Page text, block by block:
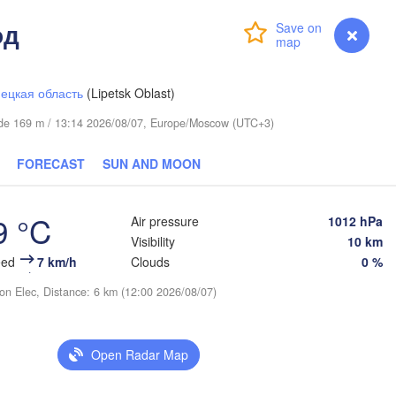
myVentusky Forecast
область (Lipetsk Oblast)
169 m / 13:14 2026/08/07, Europe/Moscow (UTC+3)
FORECAST SUN AND MOON
°C
7 km/h
Air pressure
1012 hPa
Visibility
10 km
Clouds
0 %
Elec, Distance: 6 km (12:00 2026/08/07)
Open Radar Map
Пермь
Ижевск
(Naberezhnye Chelny)